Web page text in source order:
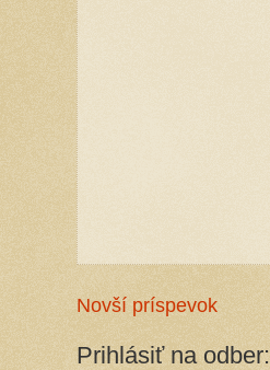
Novší príspevok
Prihlásiť na odber: